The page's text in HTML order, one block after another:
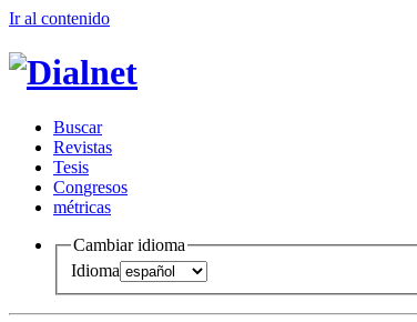
Ir al contenido
Buscar
Revistas
Tesis
Congresos
métricas
Cambiar idioma
Idioma